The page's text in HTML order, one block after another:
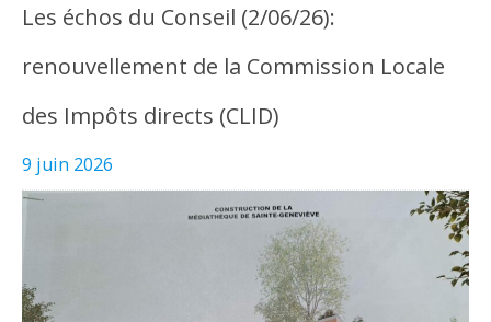
Les échos du Conseil (2/06/26):
renouvellement de la Commission Locale
des Impôts directs (CLID)
9 juin 2026